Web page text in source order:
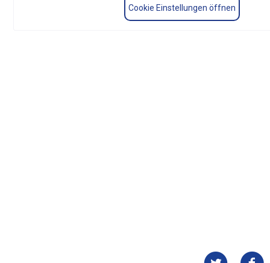
Cookie Einstellungen öffnen